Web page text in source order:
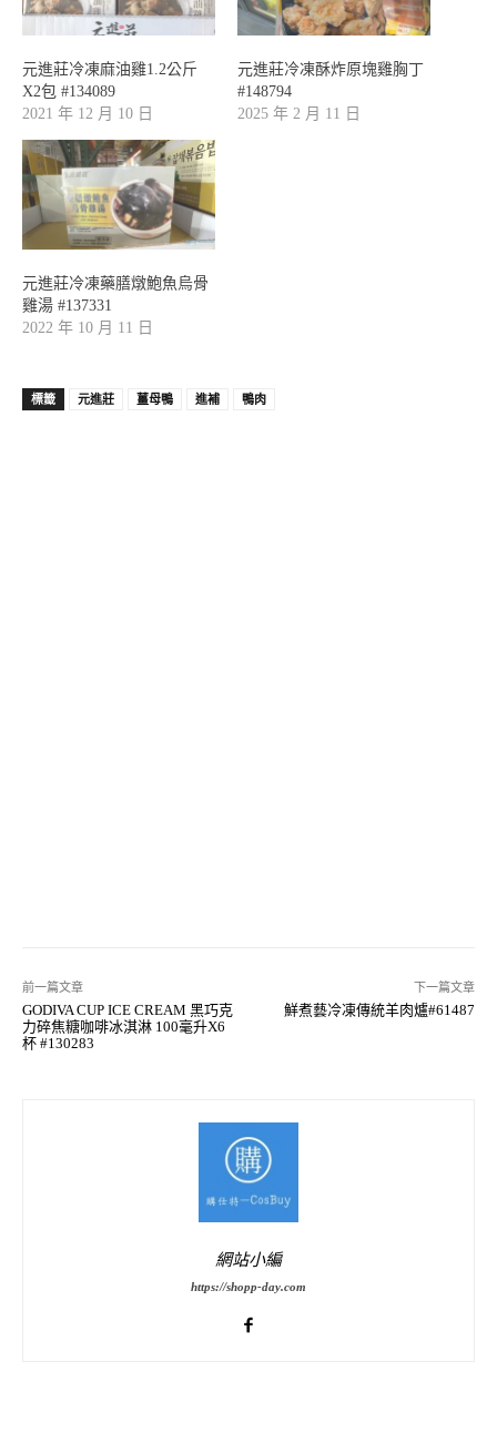
元進莊冷凍麻油雞1.2公斤
X2包 #134089
2021 年 12 月 10 日
元進莊冷凍酥炸原塊雞胸丁
#148794
2025 年 2 月 11 日
元進莊冷凍藥膳燉鮑魚烏骨
雞湯 #137331
2022 年 10 月 11 日
標籤 元進莊 薑母鴨 進補 鴨肉
前一篇文章
GODIVA CUP ICE CREAM 黑巧克
力碎焦糖咖啡冰淇淋 100毫升X6
杯 #130283
下一篇文章
鮮煮藝冷凍傳統羊肉爐#61487
網站小編
https://shopp-day.com